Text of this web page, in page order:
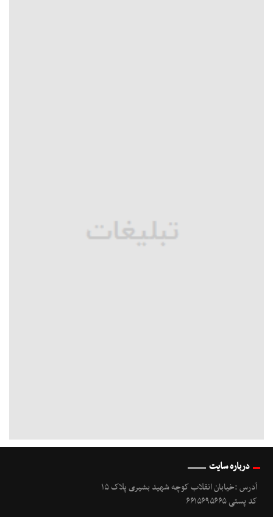
درباره سایت
آدرس :خیابان انقلاب کوچه شهید بشیری پلاک ۱۵
کد پستی ۶۶۱۵۶۹۵۶۶۵